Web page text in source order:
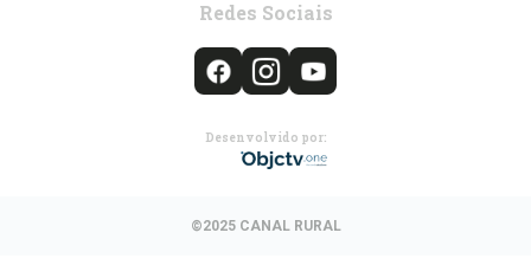
Redes Sociais
Desenvolvido por:
©2025 CANAL RURAL